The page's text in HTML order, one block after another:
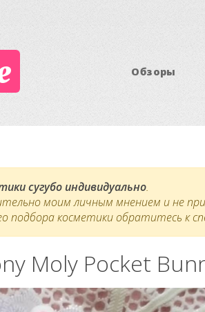
Обзоры
сугубо индивидуально.
моим личным мнением и не
подбора косметики обратитесь к
Moly Pocket